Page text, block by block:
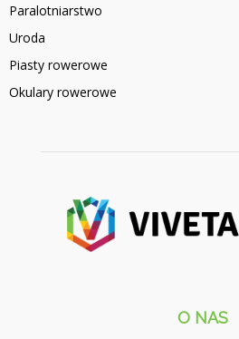
Paralotniarstwo
Uroda
Piasty rowerowe
Okulary rowerowe
O NAS